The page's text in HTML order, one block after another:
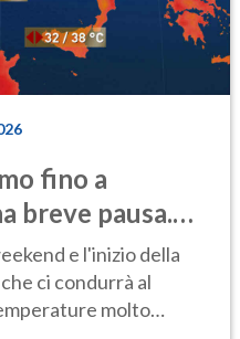
fino a
breve pausa.
e l'inizio della
ci condurrà al
molto